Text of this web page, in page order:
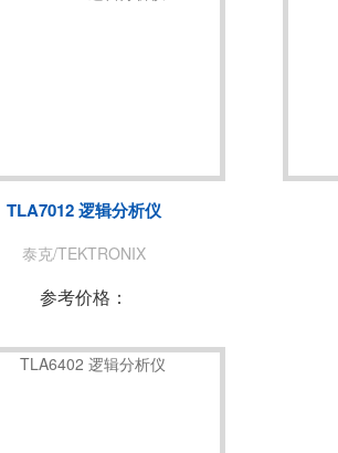
TABOR
TLA7012 逻辑分析仪
泰克/TEKTRONIX
参考价格：